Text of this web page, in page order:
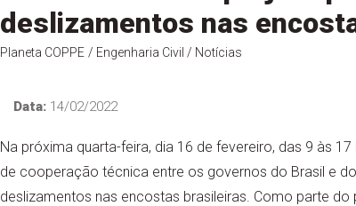
deslizamentos nas
Planeta COPPE / Engenharia Civil / Notícias
Data:14/02/2022
Na próxima quarta-feira, dia 16 de fevereiro, das 9 às
de cooperação técnica entre os governos do Brasil e
deslizamentos nas encostas brasileiras. Como parte